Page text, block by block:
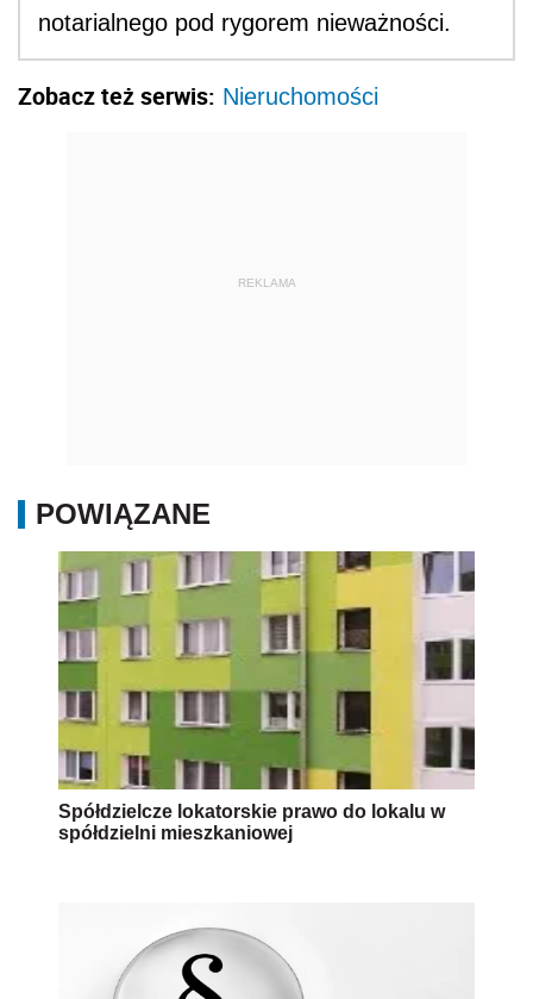
notarialnego pod rygorem nieważności.
Zobacz też serwis: Nieruchomości
REKLAMA
POWIĄZANE
Spółdzielcze lokatorskie prawo do lokalu w
spółdzielni mieszkaniowej